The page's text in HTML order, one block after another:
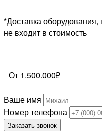
*Доставка
не входит в стоимость
От 1.500.000₽
Ваше имя
Номер телефона
Заказать звонок